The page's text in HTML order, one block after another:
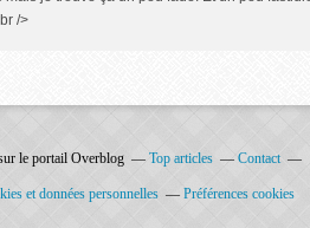
/>
le portail Overblog Top articles Contact
et données personnelles Préférences cookies